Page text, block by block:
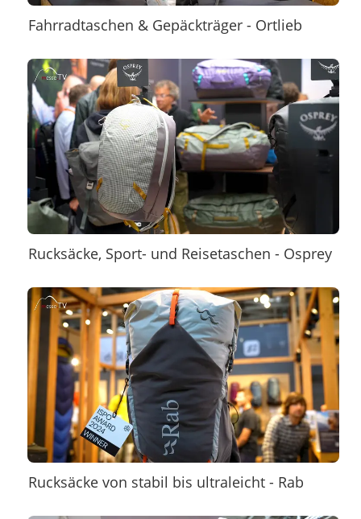
Fahrradtaschen & Gepäckträger - Ortlieb
Rucksäcke, Sport- und Reisetaschen - Osprey
Rucksäcke von stabil bis ultraleicht - Rab